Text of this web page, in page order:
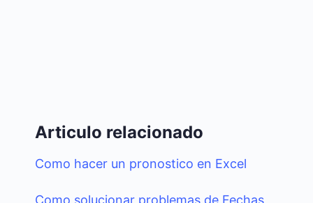
Articulo relacionado
Como hacer un pronostico en Excel
Como solucionar problemas de Fechas